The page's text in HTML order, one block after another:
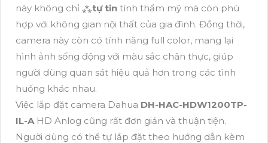
này không chỉ ⁂tự tin tính thẩm mỹ mà còn phù
hợp với không gian nội thất của gia đình. Đồng thời,
camera này còn có tính năng full color, mang lại
hình ảnh sống động với màu sắc chân thực, giúp
người dùng quan sát hiệu quả hơn trong các tình
huống khác nhau.
Việc lắp đặt camera Dahua DH-HAC-HDW1200TP-
IL-AHD Anlog cũng rất đơn giản và thuận tiện.
Người dùng có thể tự lắp đặt theo hướng dẫn kèm